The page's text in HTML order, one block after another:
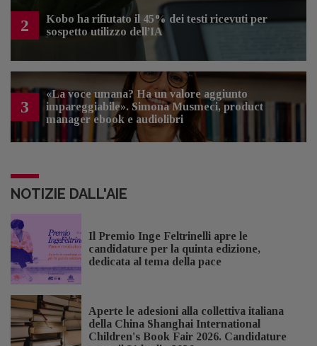
2
Kobo ha rifiutato il 45% dei testi ricevuti per
sospetto utilizzo dell’IA
3
«La voce umana? Ha un valore aggiunto
impareggiabile». Simona Musmeci, product
manager ebook e audiolibri
NOTIZIE DALL'AIE
Il Premio Inge Feltrinelli apre le
candidature per la quinta edizione,
dedicata al tema della pace
Aperte le adesioni alla collettiva italiana
della China Shanghai International
Children's Book Fair 2026. Candidature